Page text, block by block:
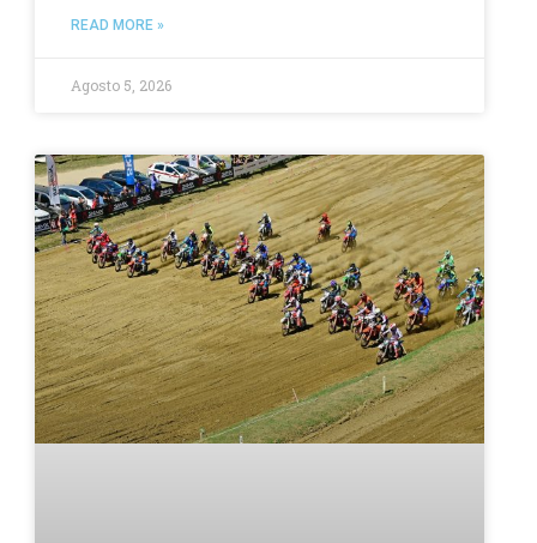
READ MORE »
Agosto 5, 2026